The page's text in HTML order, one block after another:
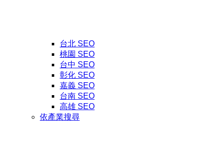
台北 SEO
桃園 SEO
台中 SEO
彰化 SEO
嘉義 SEO
台南 SEO
高雄 SEO
依產業搜尋